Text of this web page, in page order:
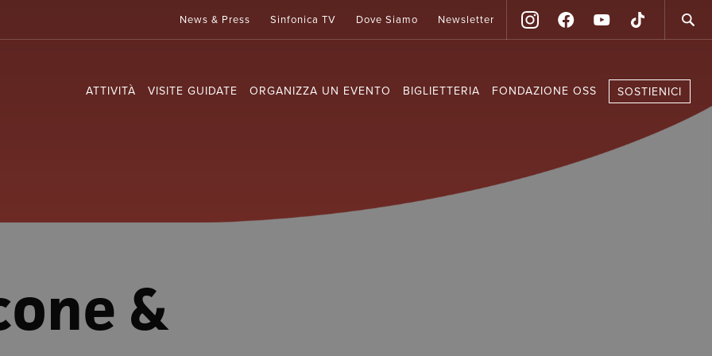
ATTIVITÀ VISITE GUIDATE ORGANIZZA UN EVENTO BIGLIETTERIA FONDAZIONE OSS SOSTIENICI
News & Press Sinfonica TV Dove Siamo Newsletter
&